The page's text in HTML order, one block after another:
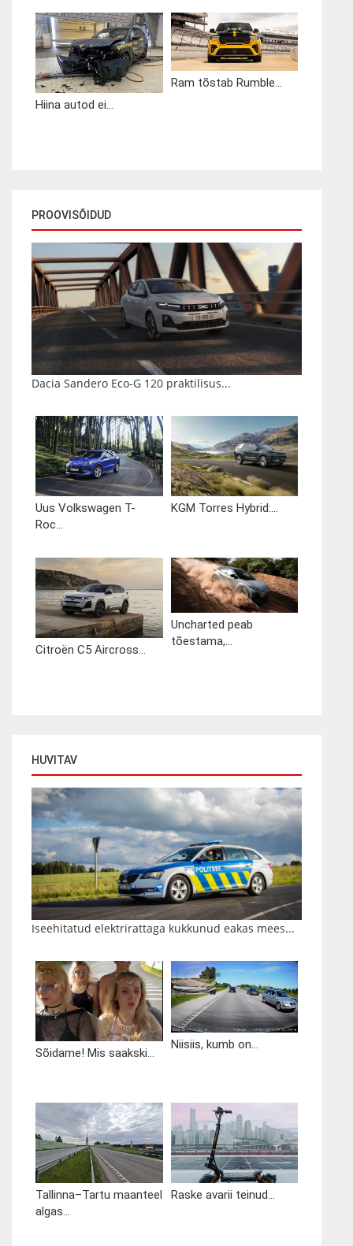
Hiina autod ei...
Ram tõstab Rumble...
PROOVISÕIDUD
Dacia Sandero Eco-G 120 praktilisus...
Uus Volkswagen T-
Roc...
KGM Torres Hybrid:...
Citroën C5 Aircross...
Uncharted peab
tõestama,...
HUVITAV
Iseehitatud elektrirattaga kukkunud eakas mees...
Sõidame! Mis saakski...
Niisiis, kumb on...
Tallinna–Tartu maanteel
algas...
Raske avarii teinud...